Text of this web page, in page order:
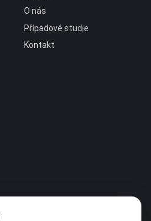
O nás
Případové studie
Kontakt